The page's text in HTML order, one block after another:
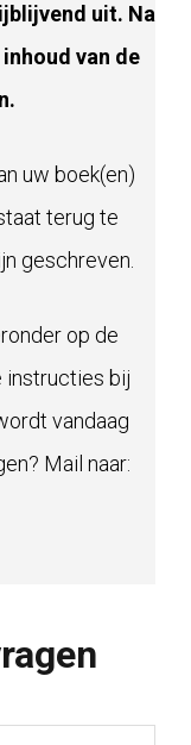
uit. Na
van de
uw boek(en)
terug te
geschreven.
op de
instructies bij
vandaag
Mail naar: